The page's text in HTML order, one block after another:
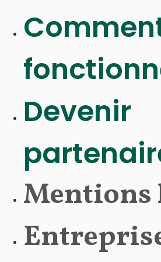
Devenir
Mentions